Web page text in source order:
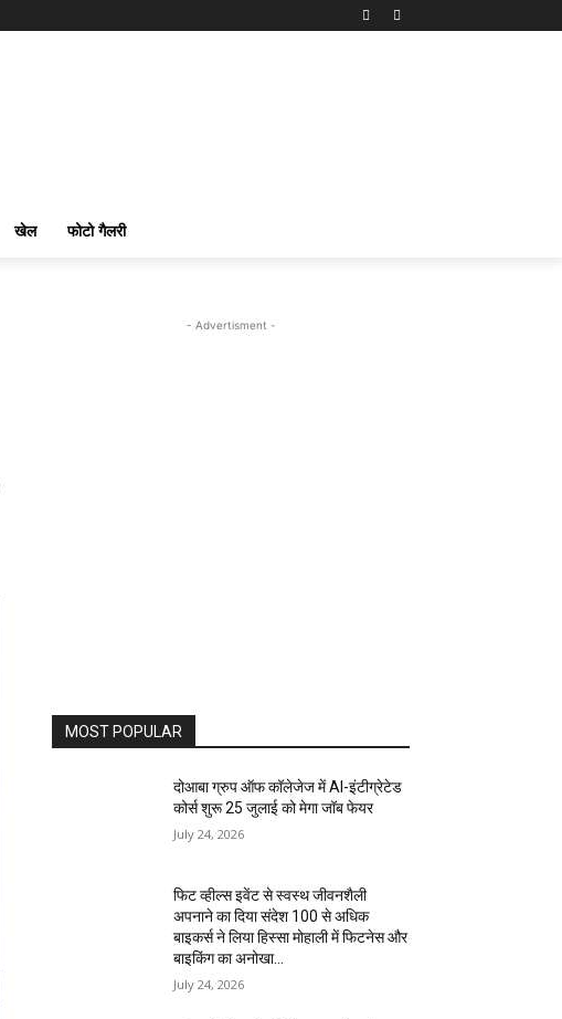
खेल फोटो गैलरी
- Advertisment -
MOST POPULAR
दोआबा ग्रुप ऑफ कॉलेजेज में AI-इंटीग्रेटेड
कोर्स शुरू 25 जुलाई को मेगा जॉब फेयर
July 24, 2026
फिट व्हील्स इवेंट से स्वस्थ जीवनशैली
अपनाने का दिया संदेश 100 से अधिक
बाइकर्स ने लिया हिस्सा मोहाली में फिटनेस और
बाइकिंग का अनोखा...
July 24, 2026